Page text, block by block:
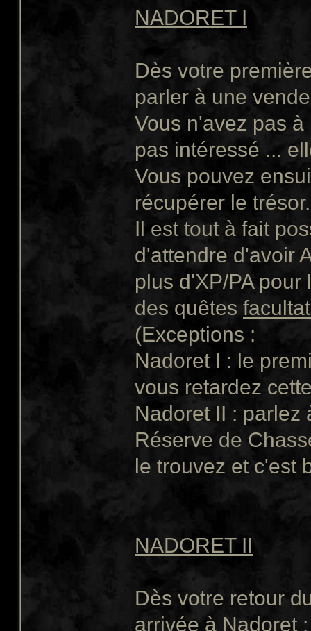
NADORET I
Dès votre
parler à une
Vous n'avez pas
pas intéressé ...
Vous pouvez
récupérer le
Il est tout à fait
d'attendre d'avoir
plus d'XP/PA
des quêtes
(Exceptions :
Nadoret I : le
vous retardez
Nadoret II : parlez
Réserve de
le trouvez et c'est
NADORET II
Dès votre retour
arrivée à Nadoret :